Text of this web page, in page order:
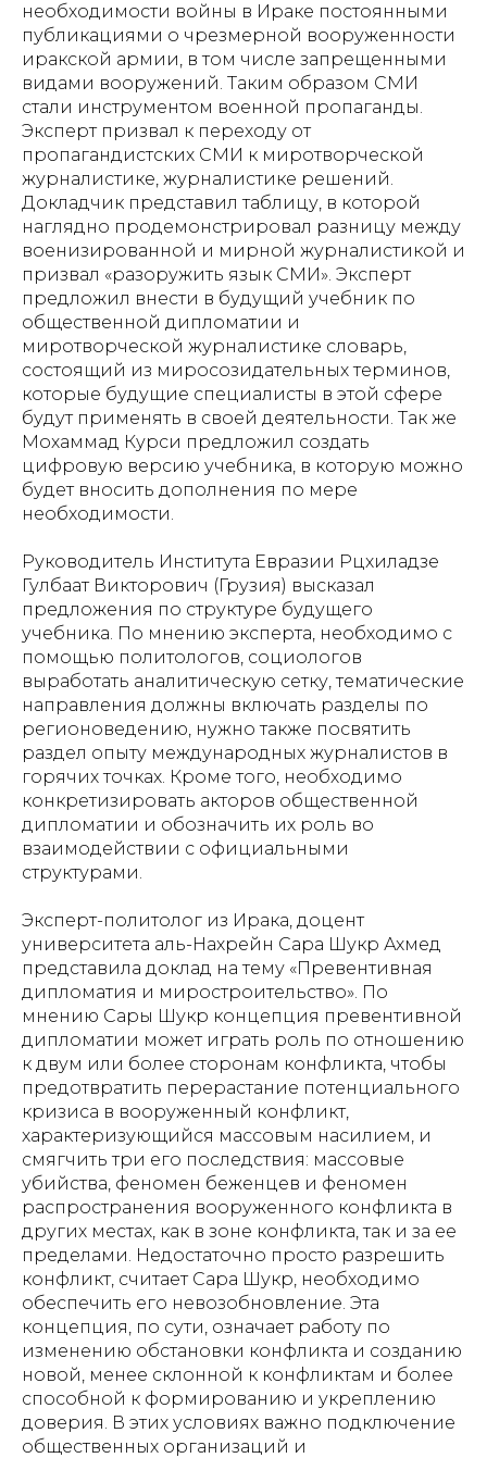
необходимости войны в Ираке постоянными
публикациями о чрезмерной вооруженности
иракской армии, в том числе запрещенными
видами вооружений. Таким образом СМИ
стали инструментом военной пропаганды.
Эксперт призвал к переходу от
пропагандистских СМИ к миротворческой
журналистике, журналистике решений.
Докладчик представил таблицу, в которой
наглядно продемонстрировал разницу между
военизированной и мирной журналистикой и
призвал «разоружить язык СМИ». Эксперт
предложил внести в будущий учебник по
общественной дипломатии и
миротворческой журналистике словарь,
состоящий из миросозидательных терминов,
которые будущие специалисты в этой сфере
будут применять в своей деятельности. Так же
Мохаммад Курси предложил создать
цифровую версию учебника, в которую можно
будет вносить дополнения по мере
необходимости.
Руководитель Института Евразии Рцхиладзе
Гулбаат Викторович (Грузия) высказал
предложения по структуре будущего
учебника. По мнению эксперта, необходимо с
помощью политологов, социологов
выработать аналитическую сетку, тематические
направления должны включать разделы по
регионоведению, нужно также посвятить
раздел опыту международных журналистов в
горячих точках. Кроме того, необходимо
конкретизировать акторов общественной
дипломатии и обозначить их роль во
взаимодействии с официальными
структурами.
Эксперт-политолог из Ирака, доцент
университета аль-Нахрейн Сара Шукр Ахмед
представила доклад на тему «Превентивная
дипломатия и миростроительство». По
мнению Сары Шукр концепция превентивной
дипломатии может играть роль по отношению
к двум или более сторонам конфликта, чтобы
предотвратить перерастание потенциального
кризиса в вооруженный конфликт,
характеризующийся массовым насилием, и
смягчить три его последствия: массовые
убийства, феномен беженцев и феномен
распространения вооруженного конфликта в
других местах, как в зоне конфликта, так и за ее
пределами. Недостаточно просто разрешить
конфликт, считает Сара Шукр, необходимо
обеспечить его невозобновление. Эта
концепция, по сути, означает работу по
изменению обстановки конфликта и созданию
новой, менее склонной к конфликтам и более
способной к формированию и укреплению
доверия. В этих условиях важно подключение
общественных организаций и